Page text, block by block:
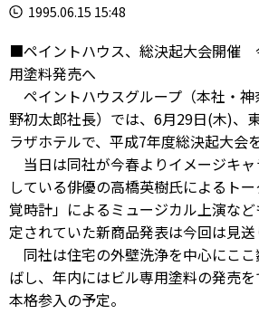
1995.06.15 15:48
■ペイントハウス、総決起大会開催
用塗料発売へ
ペイントハウスグループ（本社・
野初太郎社長）では、6月29日(木)、
ラザホテルで、平成7年度総決起大会
当日は同社が今春よりイメージキ
している俳優の高橋英樹氏によるト
覚時計」によるミュージカル上演な
定されていた新商品発表は今回は見送
同社は住宅の外壁洗浄を中心にこ
ばし、年内にはビル専用塗料の発売
本格参入の予定。